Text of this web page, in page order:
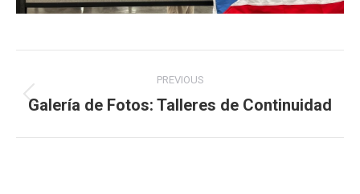
navigation
PREVIOUS
Previous
Galería de Fotos: Talleres de Continuidad